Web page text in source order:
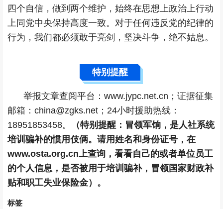
四个自信，做到两个维护，始终在思想上政治上行动
上同党中央保持高度一致。对于任何违反党的纪律的
行为，我们都必须敢于亮剑，坚决斗争，绝不姑息。
特别提醒
举报文章查阅平台：www.jypc.net.cn；证据征集
邮箱：china@zgks.net；24小时援助热线：
18951853458。
（特别提醒：冒领军饷，是人社系统
培训骗补的惯用伎俩。请用姓名和身份证号，在
www.osta.org.cn上查询，看看自己的或者单位员工
的个人信息，是否被用于培训骗补，冒领国家财政补
贴和职工失业保险金）。
标签